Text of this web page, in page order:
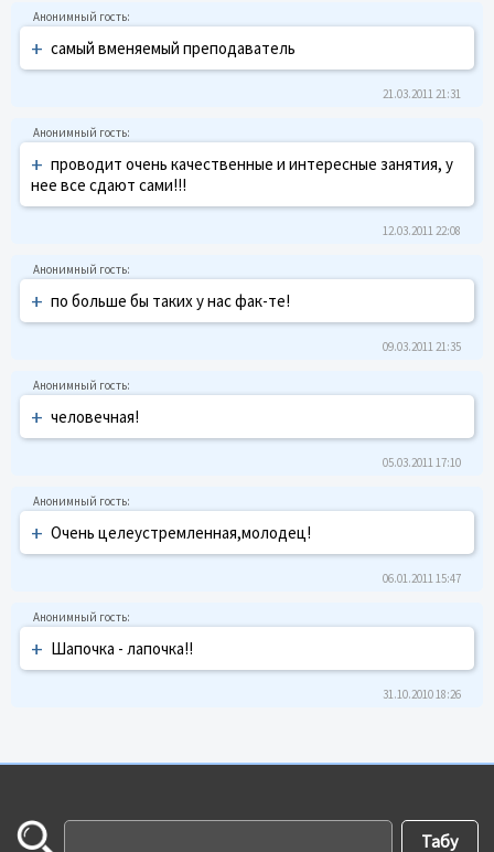
+ самый вменяемый преподаватель
21.03.2011 21:31
+ проводит очень качественные и интересные занятия, у
нее все сдают сами!!!
12.03.2011 22:08
+ по больше бы таких у нас фак-те!
09.03.2011 21:35
+ человечная!
05.03.2011 17:10
+ Очень целеустремленная,молодец!
06.01.2011 15:47
+ Шапочка - лапочка!!
31.10.2010 18:26